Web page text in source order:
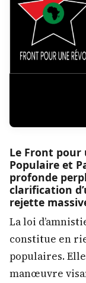
Le Front
Populaire et
profonde
clarification
rejette
La loi
constitue en
populaires.
manœuvre